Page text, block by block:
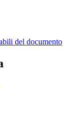
del documento